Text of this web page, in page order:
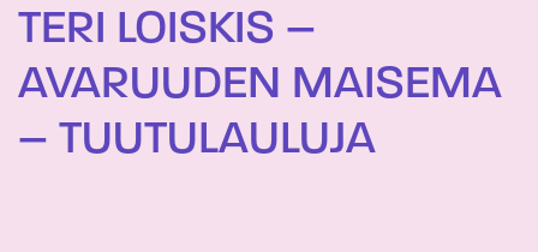
TERI LOISKIS –
AVARUUDEN MAISEMA
– TUUTULAULUJA